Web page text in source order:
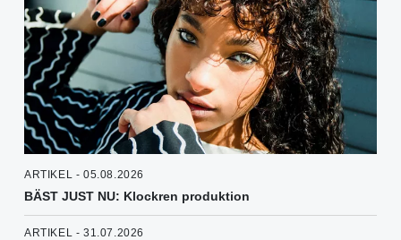
ARTIKEL - 05.08.2026
BÄST JUST NU: Klockren produktion
ARTIKEL - 31.07.2026